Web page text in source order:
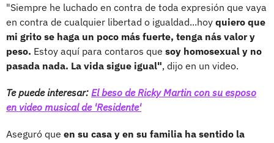
"Siempre he luchado en contra de toda expresión que vaya
en contra de cualquier libertad o igualdad...hoy quiero que
mi grito se haga un poco más fuerte, tenga nás valor y
peso. Estoy aquí para contaros que soy homosexual y no
pasada nada. La vida sigue igual", dijo en un video.
Te puede interesar: El beso de Ricky Martin con su esposo
en video musical de 'Residente'
Aseguró que en su casa y en su familia ha sentido la